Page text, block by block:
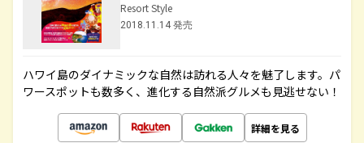
Resort Style
2018.11.14 発売
ハワイ島のダイナミックな自然は訪れる人々を魅了します。パ
ワースポットも数多く、進化する自然派グルメも見逃せない！
詳細を見る